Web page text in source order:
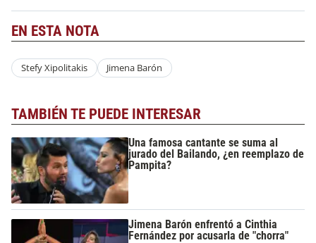
EN ESTA NOTA
Stefy Xipolitakis Jimena Barón
TAMBIÉN TE PUEDE INTERESAR
Una famosa cantante se suma al
jurado del Bailando, ¿en reemplazo de
Pampita?
Jimena Barón enfrentó a Cinthia
Fernández por acusarla de "chorra"